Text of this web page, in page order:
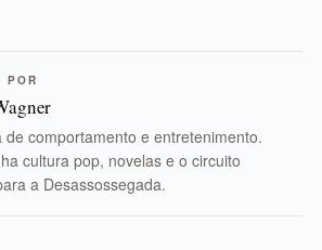
POR
de comportamento e entretenimento.
cultura pop, novelas e o circuito
a Desassossegada.